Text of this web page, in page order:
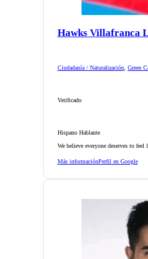
Hawks Villafranca
Ciudadanía / Naturalización, Green
Verificado
Hispano Hablante
We believe everyone deserves to
Más informaciónPerfil en Google